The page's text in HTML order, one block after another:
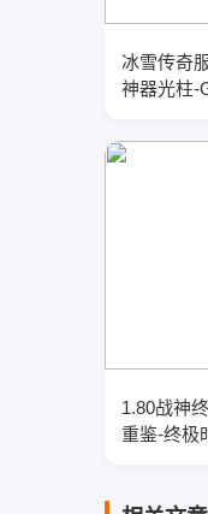
冰雪传奇
神器光柱-
1.80战神
重鉴-终极